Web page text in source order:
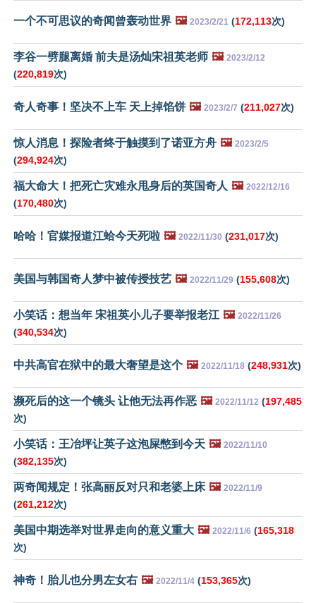
一个不可思议的奇闻曾轰动世界 🖼️ 2023/2/21 (172,113次)
李谷一劈腿离婚 前夫是汤灿宋祖英老师 🖼️ 2023/2/12
(220,819次)
奇人奇事！坚决不上车 天上掉馅饼 🖼️ 2023/2/7 (211,027次)
惊人消息！探险者终于触摸到了诺亚方舟 🖼️ 2023/2/5
(294,924次)
福大命大！把死亡灾难永甩身后的英国奇人 🖼️ 2022/12/16
(170,480次)
哈哈！官媒报道江蛤今天死啦 🖼️ 2022/11/30 (231,017次)
美国与韩国奇人梦中被传授技艺 🖼️ 2022/11/29 (155,608次)
小笑话：想当年 宋祖英小儿子要举报老江 🖼️ 2022/11/26
(340,534次)
中共高官在狱中的最大奢望是这个 🖼️ 2022/11/18 (248,931次)
濒死后的这一个镜头 让他无法再作恶 🖼️ 2022/11/12 (197,485
次)
小笑话：王冶坪让英子这泡屎憋到今天 🖼️ 2022/11/10
(382,135次)
两奇闻规定！张高丽反对只和老婆上床 🖼️ 2022/11/9
(261,212次)
美国中期选举对世界走向的意义重大 🖼️ 2022/11/6 (165,318
次)
神奇！胎儿也分男左女右 🖼️ 2022/11/4 (153,365次)